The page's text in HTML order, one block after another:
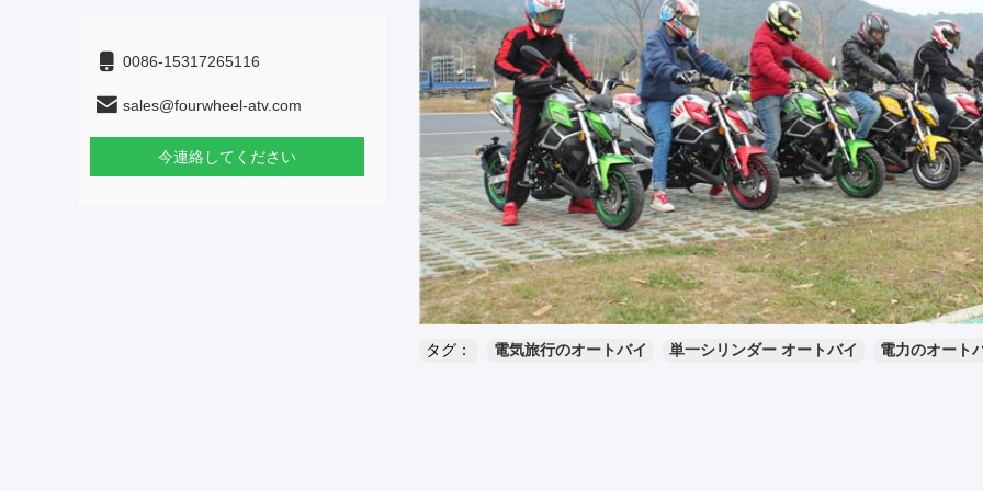
0086-15317265116
sales@fourwheel-atv.com
今連絡してください
タグ： 電気旅行のオートバイ 単一シリンダー オートバイ 電力のオート